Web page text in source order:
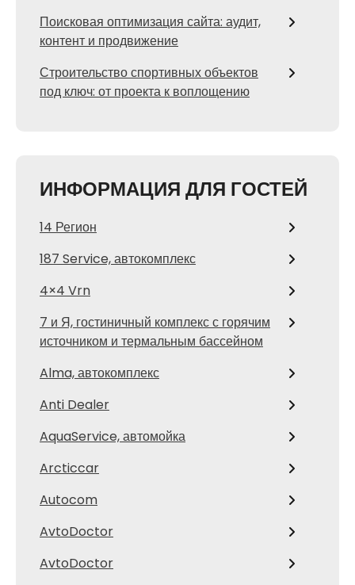
Поисковая оптимизация сайта: аудит,
контент и продвижение
Строительство спортивных объектов
под ключ: от проекта к воплощению
ИНФОРМАЦИЯ ДЛЯ ГОСТЕЙ
14 Регион
187 Service, автокомплекс
4×4 Vrn
7 и Я, гостиничный комплекс с горячим
источником и термальным бассейном
Alma, автокомплекс
Anti Dealer
AquaService, автомойка
Arcticcar
Autocom
AvtoDoctor
AvtoDoctor